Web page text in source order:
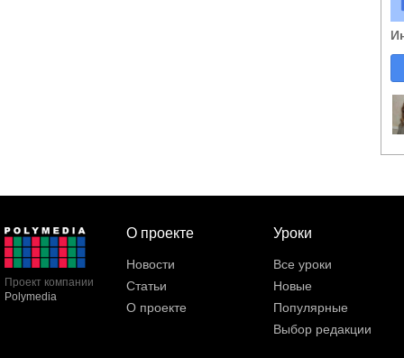
Проект компании
Polymedia
О проекте
Новости
Статьи
О проекте
Уроки
Все уроки
Новые
Популярные
Выбор редакции